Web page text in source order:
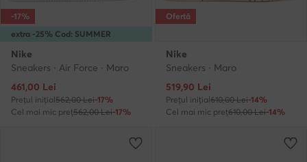
extra -25% Cod: SUMMER
-17%
Nike
Sneakers · Air Force · Maro
Prețul actual
461,00 Lei
Prețul inițial562,00 Lei-17%
Cel mai mic preț562,00 Lei-17%
Ofertă
Nike
Sneakers · Maro
Prețul actual
519,90 Lei
Prețul inițial610,00 Lei-14%
Cel mai mic preț610,00 Lei-14%